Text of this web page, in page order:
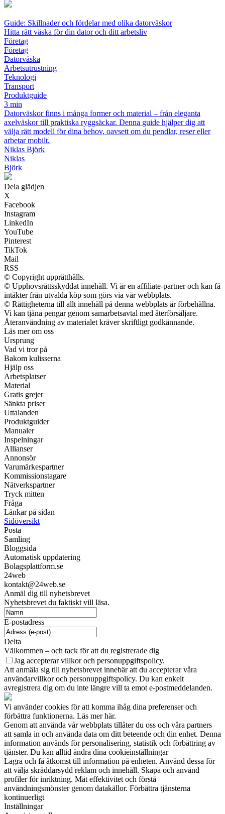
Guide: Skillnader och fördelar med olika datorväskor
Hitta rätt väska för din dator och ditt arbetsliv
Företag
Företag
Datorväska
Arbetsutrustning
Teknologi
Transport
Produktguide
3 min
Datorväskor finns i många former och material – från eleganta
axelväskor till praktiska ryggsäckar. Denna guide hjälper dig att
välja rätt modell för dina behov, oavsett om du pendlar, reser eller
arbetar mobilt.
Niklas Björk
Niklas
Björk
Dela glädjen
X
Facebook
Instagram
LinkedIn
YouTube
Pinterest
TikTok
Mail
RSS
© Copyright upprätthålls.
© Upphovsrättsskyddat innehåll. Vi är en affiliate-partner och kan få
intäkter från utvalda köp som görs via vår webbplats.
© Rättigheterna till allt innehåll på denna webbplats är förbehållna.
Vi kan tjäna pengar genom samarbetsavtal med återförsäljare.
Återanvändning av materialet kräver skriftligt godkännande.
Läs mer om oss
Ursprung
Vad vi tror på
Bakom kulisserna
Hjälp oss
Arbetsplatser
Material
Gratis grejer
Sänkta priser
Uttalanden
Produktguider
Manualer
Inspelningar
Allianser
Annonsör
Varumärkespartner
Kommissionstagare
Nätverkspartner
Tryck mitten
Fråga
Länkar på sidan
Sidöversikt
Posta
Samling
Bloggsida
Automatisk uppdatering
Bolagsplattform.se
24web
kontakt@24web.se
Anmäl dig till nyhetsbrevet
Nyhetsbrevet du faktiskt vill läsa.
E-postadress
Delta
Välkommen – och tack för att du registrerade dig
Jag accepterar villkor och personuppgiftspolicy.
Att anmäla sig till nyhetsbrevet innebär att du accepterar våra
användarvillkor och personuppgiftspolicy. Du kan enkelt
avregistrera dig om du inte längre vill ta emot e-postmeddelanden.
Vi använder cookies för att komma ihåg dina preferenser och
förbättra funktionerna. Läs mer här.
Genom att använda vår webbplats tillåter du oss och våra partners
att samla in och använda data om ditt beteende och din enhet. Denna
information används för personalisering, statistik och förbättring av
tjänster. Du kan alltid ändra dina cookieinställningar
Lagra och få åtkomst till information på enheten. Använd dessa för
att välja skräddarsydd reklam och innehåll. Skapa och använd
profiler för inriktning. Mät effektivitet och förstå
användningsmönster genom datakällor. Förbättra tjänsterna
kontinuerligt
Inställningar